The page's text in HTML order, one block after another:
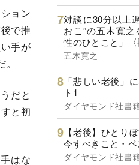
ョン
で推
手が
だと
と初
はな
対談に30分以上
おこ”の五木寛
性のひとこと」〈
五木寛之
「悲しい老後」
ト1
ダイヤモンド社書
【老後】ひとり
今すべきこと・ベ
ダイヤモンド社書